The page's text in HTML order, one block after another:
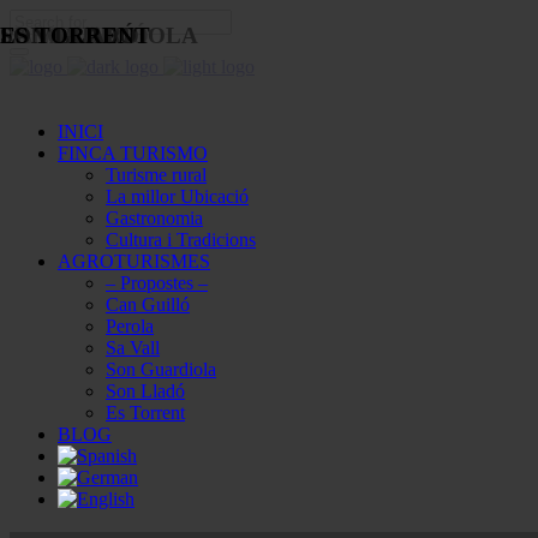
INICI
FINCA TURISMO
Turisme rural
La millor Ubicació
Gastronomia
Cultura i Tradicions
AGROTURISMES
– Propostes –
Can Guilló
Perola
Sa Vall
Son Guardiola
Son Lladó
Es Torrent
BLOG
CAN GUILLÓ
PEROLA
SA VALL
SON GUARDIOLA
SON LLADÓ
ES TORRENT